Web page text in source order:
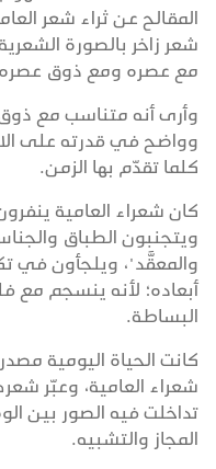
المقالح عن ثراء شعر
شعر زاخر بالصورة
مع عصره ومع ذوق
وأرى أنه متناسب مع
وواضح في قدرته على
كلما تقدّم بها الزمن.
كان شعراء العامية
ويتجنبون الطباق
والمعقَّد"، ويلجأون في
أبعاده؛ لأنه ينسجم مع
البساطة.
كانت الحياة اليومية
شعراء العامية، وعبّر
تداخلت فيه الصور بين
المجاز والتشبيه.